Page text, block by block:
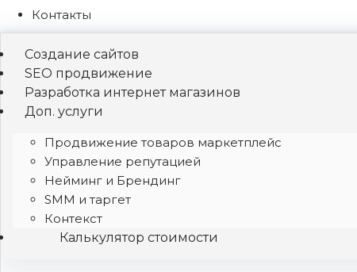
Контакты
Создание сайтов
SEO продвижение
Разработка интернет магазинов
Доп. услуги
Продвижение товаров маркетплейс
Управление репутацией
Нейминг и Брендинг
SMM и таргет
Контекст
Калькулятор стоимости